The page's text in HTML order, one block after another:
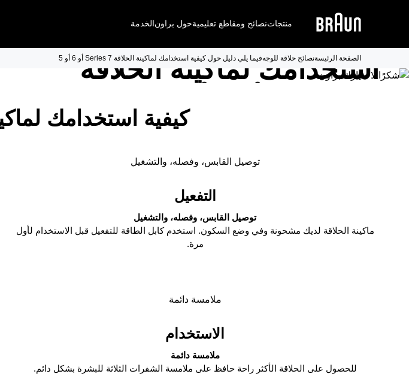
منتجاتنصائح ومقاطع تعليميةحول براونالخدمة
الصفحة الرئيسةنصائح حلاقة للوجهفيما يلي دليل حول كيفية استخدامك لماكينة الحلاقة Series 7 أو 6 أو 5
فيما يلي دليل حول كيفية
استخدامك لماكينة الحلاقة
كيفية استخدامك
توصيل القابس، وفصله، والتشغيل
التفعيل
توصيل القابس، وفصله، والتشغيل
ماكينة الحلاقة لديك مشحونة وفي وضع السكون. استخدم كابل الطاقة للتفعيل قبل الاستخدام لأول
مرة.
ملامسة دائمة
الاستخدام
ملامسة دائمة
للحصول على الحلاقة الأكثر راحة حافظ على ملامسة الشفرات الثلاثة للبشرة بشكل دائم.